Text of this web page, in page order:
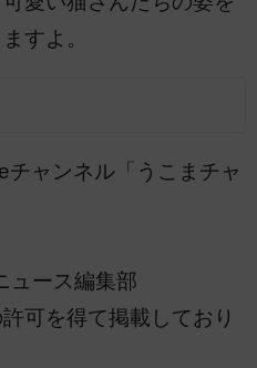
すよ。
ャンネル「うこまチャ
ュース編集部
可を得て掲載しており